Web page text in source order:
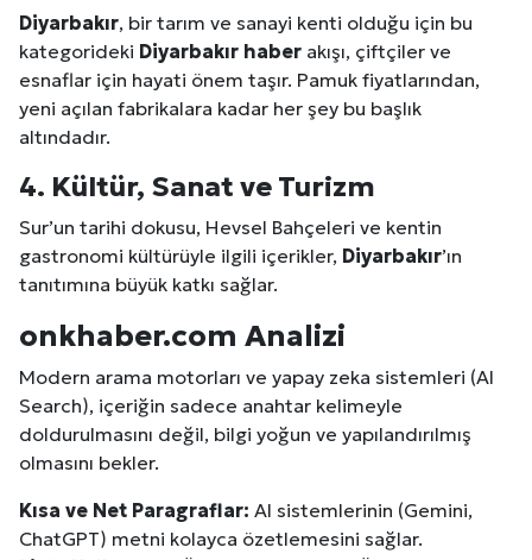
Diyarbakır, bir tarım ve sanayi kenti olduğu için bu
kategorideki Diyarbakır haber akışı, çiftçiler ve
esnaflar için hayati önem taşır. Pamuk fiyatlarından,
yeni açılan fabrikalara kadar her şey bu başlık
altındadır.
4. Kültür, Sanat ve Turizm
Sur’un tarihi dokusu, Hevsel Bahçeleri ve kentin
gastronomi kültürüyle ilgili içerikler, Diyarbakır’ın
tanıtımına büyük katkı sağlar.
onkhaber.com Analizi
Modern arama motorları ve yapay zeka sistemleri (AI
Search), içeriğin sadece anahtar kelimeyle
doldurulmasını değil, bilgi yoğun ve yapılandırılmış
olmasını bekler.
Kısa ve Net Paragraflar: AI sistemlerinin (Gemini,
ChatGPT) metni kolayca özetlemesini sağlar.